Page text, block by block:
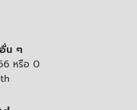
น ๆ
หรือ 0